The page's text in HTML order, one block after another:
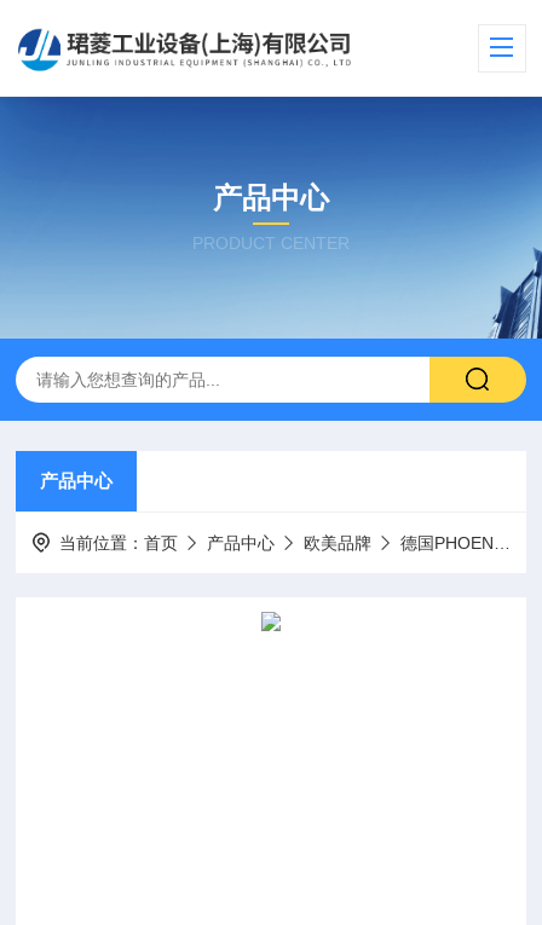
产品中心
PRODUCT CENTER
产品中心
当前位置：首页 产品中心 欧美品牌 德国PHOENIX菲尼克斯